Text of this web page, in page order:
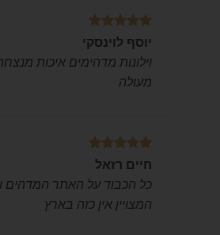
דורג5 מתוך
יוסף לוינסקי
וילונות מדהימים איכות
מעולה
דורג5 מתוך
חיים רזאל
כל הכבוד על האתר המדהים
המצויין אין כזה בארץ